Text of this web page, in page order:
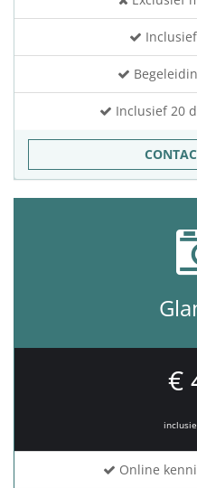
Inclusief 20
€
Online